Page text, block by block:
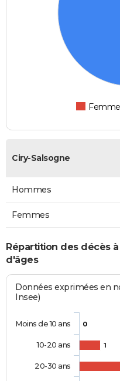
Ciry-Salsogne
Hommes
Femmes
Répartition des décès
d'âges
Données exprimées en
Insee)
0
1
Moins de 10 ans
10-20 ans
20-30 ans